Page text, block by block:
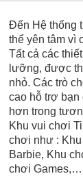
Đến Hệ thống
thể yên tâm vì
Tất cả các
lưỡng, được
nhỏ. Các trò
cao hỗ trợ
hơn trong
Khu vui chơi
chơi như :
Barbie, Khu
chơi Games,…